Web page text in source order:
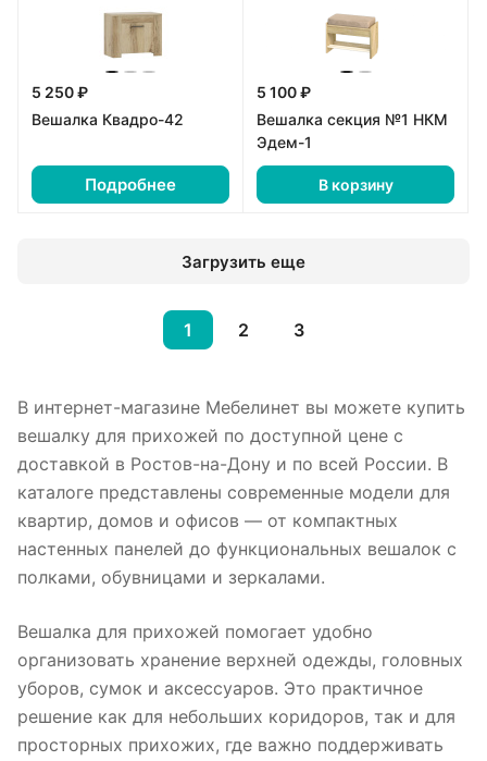
5 250 ₽
Вешалка Квадро-42
Подробнее
5 100 ₽
Вешалка секция №1 НКМ
Эдем-1
В корзину
Загрузить еще
1 2 3
В интернет-магазине Мебелинет вы можете купить
вешалку для прихожей по доступной цене с
доставкой в Ростов-на-Дону и по всей России. В
каталоге представлены современные модели для
квартир, домов и офисов — от компактных
настенных панелей до функциональных вешалок с
полками, обувницами и зеркалами.
Вешалка для прихожей помогает удобно
организовать хранение верхней одежды, головных
уборов, сумок и аксессуаров. Это практичное
решение как для небольших коридоров, так и для
просторных прихожих, где важно поддерживать